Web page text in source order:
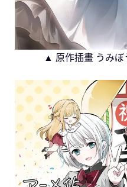
▲ 原作插畫 うみぼ